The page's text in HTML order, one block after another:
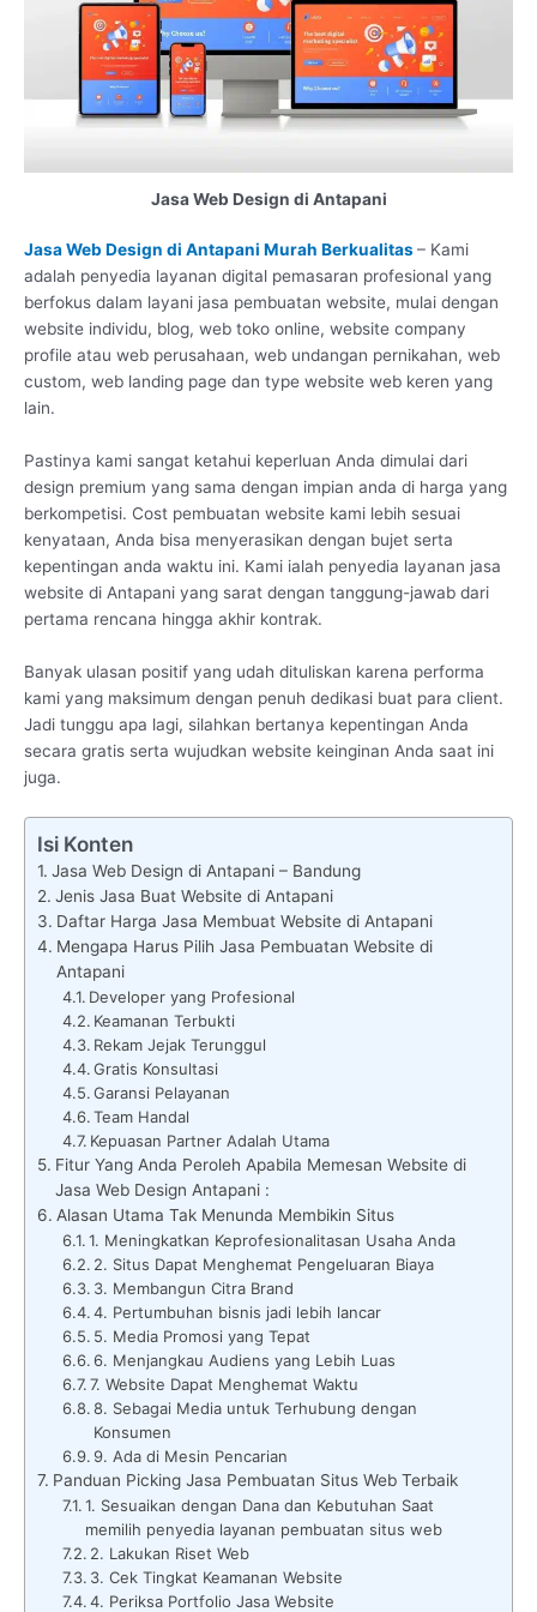
Jasa Web Design di Antapani
Jasa Web Design di Antapani Murah Berkualitas– Kami
adalah penyedia layanan digital pemasaran profesional yang
berfokus dalam layani jasa pembuatan website, mulai dengan
website individu, blog, web toko online, website company
profile atau web perusahaan, web undangan pernikahan, web
custom, web landing page dan type website web keren yang
lain.
Pastinya kami sangat ketahui keperluan Anda dimulai dari
design premium yang sama dengan impian anda di harga yang
berkompetisi. Cost pembuatan website kami lebih sesuai
kenyataan, Anda bisa menyerasikan dengan bujet serta
kepentingan anda waktu ini. Kami ialah penyedia layanan jasa
website di Antapani yang sarat dengan tanggung-jawab dari
pertama rencana hingga akhir kontrak.
Banyak ulasan positif yang udah dituliskan karena performa
kami yang maksimum dengan penuh dedikasi buat para client.
Jadi tunggu apa lagi, silahkan bertanya kepentingan Anda
secara gratis serta wujudkan website keinginan Anda saat ini
juga.
Isi Konten
Jasa Web Design di Antapani – Bandung
Jenis Jasa Buat Website di Antapani
Daftar Harga Jasa Membuat Website di Antapani
Mengapa Harus Pilih Jasa Pembuatan Website di
Antapani
Developer yang Profesional
Keamanan Terbukti
Rekam Jejak Terunggul
Gratis Konsultasi
Garansi Pelayanan
Team Handal
Kepuasan Partner Adalah Utama
Fitur Yang Anda Peroleh Apabila Memesan Website di
Jasa Web Design Antapani :
Alasan Utama Tak Menunda Membikin Situs
1. Meningkatkan Keprofesionalitasan Usaha Anda
2. Situs Dapat Menghemat Pengeluaran Biaya
3. Membangun Citra Brand
4. Pertumbuhan bisnis jadi lebih lancar
5. Media Promosi yang Tepat
6. Menjangkau Audiens yang Lebih Luas
7. Website Dapat Menghemat Waktu
8. Sebagai Media untuk Terhubung dengan
Konsumen
9. Ada di Mesin Pencarian
Panduan Picking Jasa Pembuatan Situs Web Terbaik
1. Sesuaikan dengan Dana dan Kebutuhan Saat
memilih penyedia layanan pembuatan situs web
2. Lakukan Riset Web
3. Cek Tingkat Keamanan Website
4. Periksa Portfolio Jasa Website